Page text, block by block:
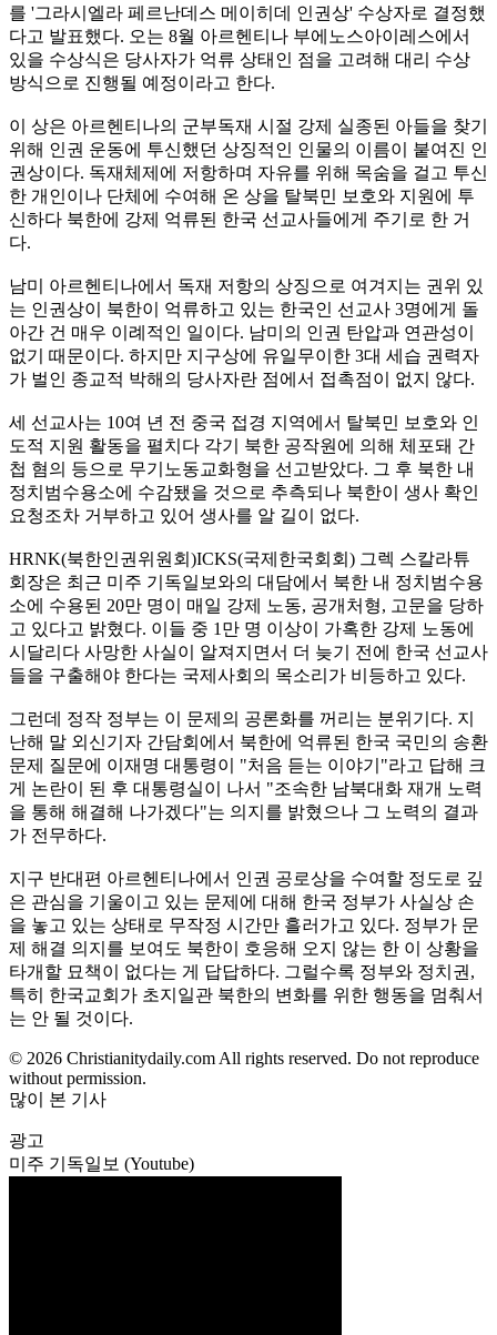
를 '그라시엘라 페르난데스 메이히데 인권상' 수상자로 결정했
다고 발표했다. 오는 8월 아르헨티나 부에노스아이레스에서
있을 수상식은 당사자가 억류 상태인 점을 고려해 대리 수상
방식으로 진행될 예정이라고 한다.
이 상은 아르헨티나의 군부독재 시절 강제 실종된 아들을 찾기
위해 인권 운동에 투신했던 상징적인 인물의 이름이 붙여진 인
권상이다. 독재체제에 저항하며 자유를 위해 목숨을 걸고 투신
한 개인이나 단체에 수여해 온 상을 탈북민 보호와 지원에 투
신하다 북한에 강제 억류된 한국 선교사들에게 주기로 한 거
다.
남미 아르헨티나에서 독재 저항의 상징으로 여겨지는 권위 있
는 인권상이 북한이 억류하고 있는 한국인 선교사 3명에게 돌
아간 건 매우 이례적인 일이다. 남미의 인권 탄압과 연관성이
없기 때문이다. 하지만 지구상에 유일무이한 3대 세습 권력자
가 벌인 종교적 박해의 당사자란 점에서 접촉점이 없지 않다.
세 선교사는 10여 년 전 중국 접경 지역에서 탈북민 보호와 인
도적 지원 활동을 펼치다 각기 북한 공작원에 의해 체포돼 간
첩 혐의 등으로 무기노동교화형을 선고받았다. 그 후 북한 내
정치범수용소에 수감됐을 것으로 추측되나 북한이 생사 확인
요청조차 거부하고 있어 생사를 알 길이 없다.
HRNK(북한인권위원회)ICKS(국제한국회회) 그렉 스칼라튜
회장은 최근 미주 기독일보와의 대담에서 북한 내 정치범수용
소에 수용된 20만 명이 매일 강제 노동, 공개처형, 고문을 당하
고 있다고 밝혔다. 이들 중 1만 명 이상이 가혹한 강제 노동에
시달리다 사망한 사실이 알져지면서 더 늦기 전에 한국 선교사
들을 구출해야 한다는 국제사회의 목소리가 비등하고 있다.
그런데 정작 정부는 이 문제의 공론화를 꺼리는 분위기다. 지
난해 말 외신기자 간담회에서 북한에 억류된 한국 국민의 송환
문제 질문에 이재명 대통령이 "처음 듣는 이야기"라고 답해 크
게 논란이 된 후 대통령실이 나서 "조속한 남북대화 재개 노력
을 통해 해결해 나가겠다"는 의지를 밝혔으나 그 노력의 결과
가 전무하다.
지구 반대편 아르헨티나에서 인권 공로상을 수여할 정도로 깊
은 관심을 기울이고 있는 문제에 대해 한국 정부가 사실상 손
을 놓고 있는 상태로 무작정 시간만 흘러가고 있다. 정부가 문
제 해결 의지를 보여도 북한이 호응해 오지 않는 한 이 상황을
타개할 묘책이 없다는 게 답답하다. 그럴수록 정부와 정치권,
특히 한국교회가 초지일관 북한의 변화를 위한 행동을 멈춰서
는 안 될 것이다.
© 2026 Christianitydaily.com All rights reserved. Do not reproduce
without permission.
많이 본 기사
광고
미주 기독일보 (Youtube)